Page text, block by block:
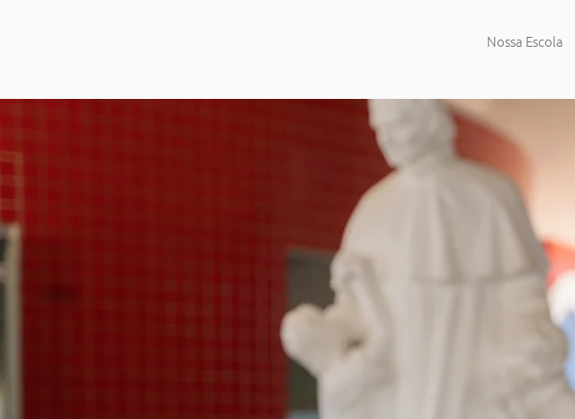
Nossa Escola